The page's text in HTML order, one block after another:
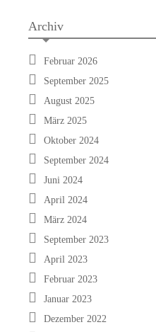
Archiv
Februar 2026
September 2025
August 2025
März 2025
Oktober 2024
September 2024
Juni 2024
April 2024
März 2024
September 2023
April 2023
Februar 2023
Januar 2023
Dezember 2022